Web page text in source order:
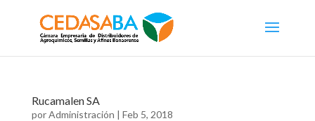
Rucamalen SA
porAdministración | Feb 5, 2018